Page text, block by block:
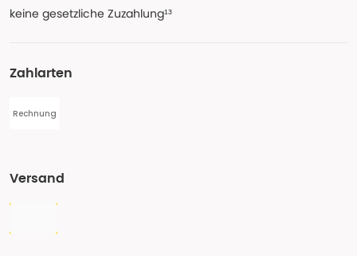
keine gesetzliche Zuzahlung¹³
Zahlarten
Rechnung
Versand